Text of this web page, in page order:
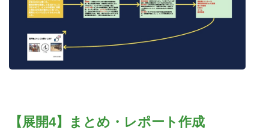
【展開4】まとめ・レポート作成